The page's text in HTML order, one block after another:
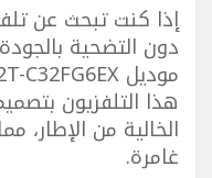
إذا كنت تبحث عن
هذا التلفزيون
الخالية من
غامرة.